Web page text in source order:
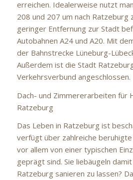
erreichen. Idealerweise nutzt
208 und 207 um nach Ratzeburg
geringer Entfernung zur Stadt
Autobahnen A24 und A20. Mit
der Bahnstrecke Lüneburg-
Außerdem ist die Stadt
Verkehrsverbund angeschlossen.
Dach- und Zimmererarbeiten für
Ratzeburg
Das Leben in Ratzeburg ist
verfügt über zahlreiche
vor allem von einer typischen
geprägt sind. Sie liebäugeln
Ratzeburg sanieren zu lassen?